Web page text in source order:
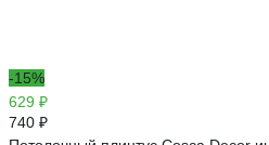
-15%
629 ₽
740 ₽